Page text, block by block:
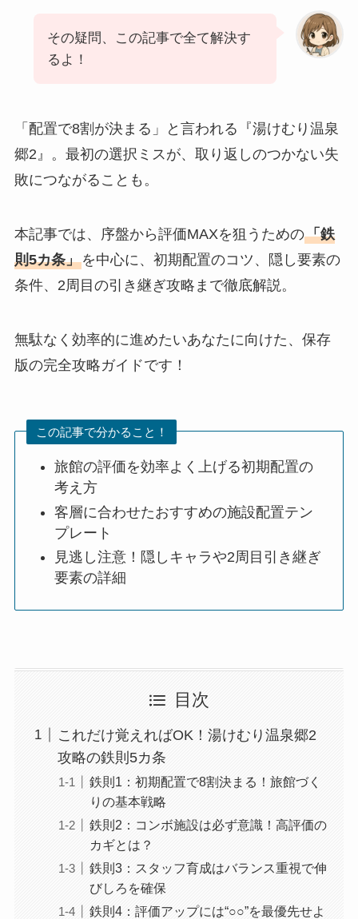
その疑問、この記事で全て解決す
るよ！
「配置で8割が決まる」と言われる『湯けむり温泉
郷2』。最初の選択ミスが、取り返しのつかない失
敗につながることも。
本記事では、序盤から評価MAXを狙うための「鉄
則5カ条」を中心に、初期配置のコツ、隠し要素の
条件、2周目の引き継ぎ攻略まで徹底解説。
無駄なく効率的に進めたいあなたに向けた、保存
版の完全攻略ガイドです！
この記事で分かること！
旅館の評価を効率よく上げる初期配置の
考え方
客層に合わせたおすすめの施設配置テン
プレート
見逃し注意！隠しキャラや2周目引き継ぎ
要素の詳細
目次
これだけ覚えればOK！湯けむり温泉郷2
攻略の鉄則5カ条
鉄則1：初期配置で8割決まる！旅館づく
りの基本戦略
鉄則2：コンボ施設は必ず意識！高評価の
カギとは？
鉄則3：スタッフ育成はバランス重視で伸
びしろを確保
鉄則4：評価アップには“○○”を最優先せよ